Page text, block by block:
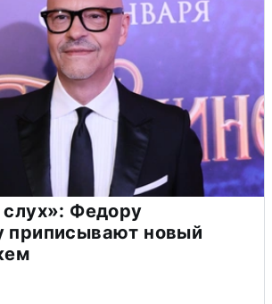
Федору
приписывают новый